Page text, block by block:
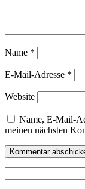
Name *
E-Mail-Adresse *
Website
Name, E-Mail-
meinen nächsten
nach: